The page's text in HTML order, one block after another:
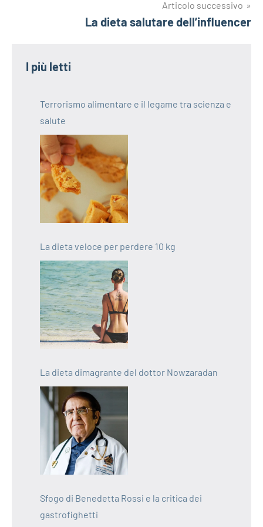
Articolo successivo
La dieta salutare dell’influencer
I più letti
Terrorismo alimentare e il legame tra scienza e
salute
La dieta veloce per perdere 10 kg
La dieta dimagrante del dottor Nowzaradan
Sfogo di Benedetta Rossi e la critica dei
gastrofighetti